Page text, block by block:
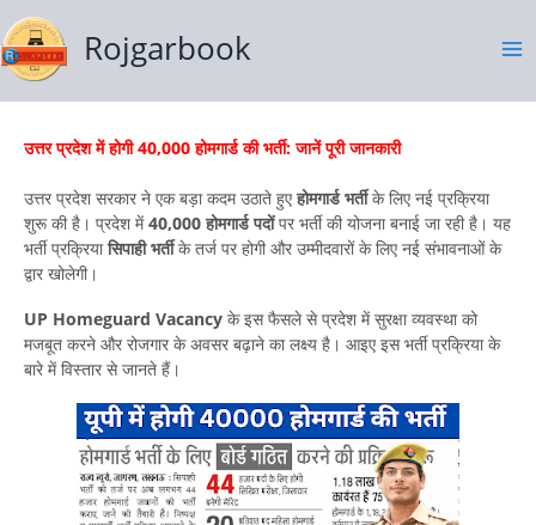
Skip
to
content
Rojgarbook
उत्तर प्रदेश में होगी 40,000 होमगार्ड की भर्ती: जानें पूरी जानकारी
उत्तर प्रदेश सरकार ने एक बड़ा कदम उठाते हुएहोमगार्ड भर्तीके लिए नई प्रक्रिया
शुरू की है। प्रदेश में40,000 होमगार्ड पदोंपर भर्ती की योजना बनाई जा रही है। यह
भर्ती प्रक्रियासिपाही भर्तीके तर्ज पर होगी और उम्मीदवारों के लिए नई संभावनाओं के
द्वार खोलेगी।
UP Homeguard Vacancy के इस फैसले से प्रदेश में सुरक्षा व्यवस्था को
मजबूत करने और रोजगार के अवसर बढ़ाने का लक्ष्य है। आइए इस भर्ती प्रक्रिया के
बारे में विस्तार से जानते हैं।